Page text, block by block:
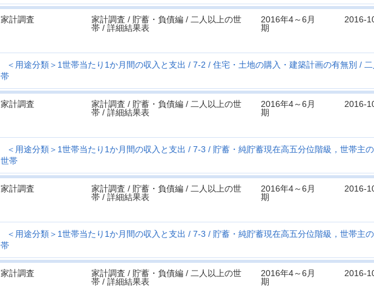
家計調査
家計調査 / 貯蓄・負債編 / 二人以上の世
帯 / 詳細結果表
2016年4～6月
期
2016-
＜用途分類＞1世帯当たり1か月間の収入と支出 7-2 住宅・土地の購入・建築計画の有無別
帯
家計調査
家計調査 / 貯蓄・負債編 / 二人以上の世
帯 / 詳細結果表
2016年4～6月
期
2016-
＜用途分類＞1世帯当たり1か月間の収入と支出 7-3 貯蓄・純貯蓄現在高五分位階級，世帯主
世帯
家計調査
家計調査 / 貯蓄・負債編 / 二人以上の世
帯 / 詳細結果表
2016年4～6月
期
2016-
＜用途分類＞1世帯当たり1か月間の収入と支出 7-3 貯蓄・純貯蓄現在高五分位階級，世帯主
帯
家計調査
家計調査 / 貯蓄・負債編 / 二人以上の世
帯 / 詳細結果表
2016年4～6月
期
2016-